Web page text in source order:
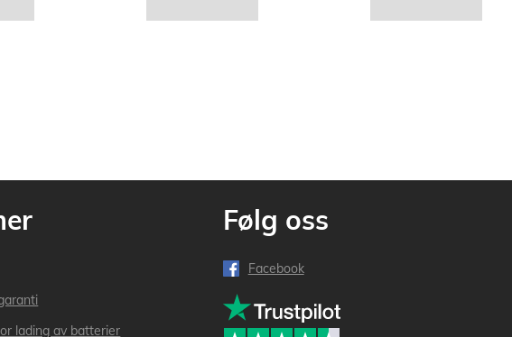
lading av batterier
Følg oss
Facebook